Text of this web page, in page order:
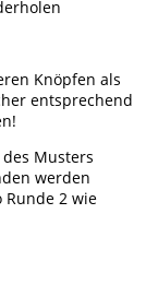
Knöpfen als
entsprechend
Musters
werden
Runde 2 wie